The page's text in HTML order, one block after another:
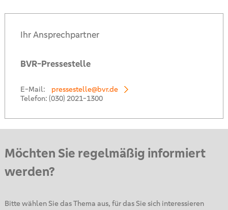
Ihr Ansprechpartner
BVR-Pressestelle
E-Mail:
pressestelle@bvr.de
Telefon: (030) 2021-1300
Möchten Sie regelmäßig informiert
werden?
Bitte wählen Sie das Thema aus, für das Sie sich interessieren